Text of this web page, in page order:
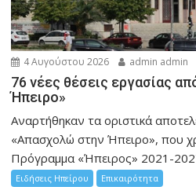
4 Αυγούστου 2026 admin admin
76 νέες θέσεις εργασίας
Ήπειρο»
Αναρτήθηκαν τα οριστικά
«Απασχολώ στην Ήπειρο», που
Πρόγραμμα «Ήπειρος» 2021-
Ειδήσεις Ηπείρου Επικαιρότητα